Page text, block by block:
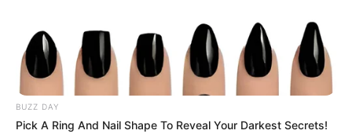
perto. Com formato super bem humorado. E com
mensagens e estampas divertidas.
BUZZ DAY
Pick A Ring And Nail Shape To Reveal Your Darkest Secrets!